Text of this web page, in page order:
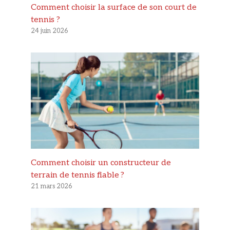
Comment choisir la surface de son court de
tennis ?
24 juin 2026
Comment choisir un constructeur de
terrain de tennis fiable ?
21 mars 2026